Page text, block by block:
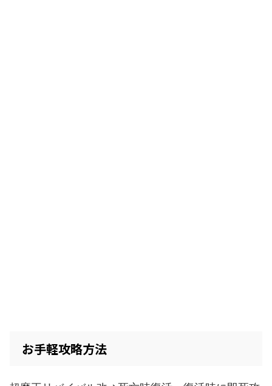
お手軽攻略方法